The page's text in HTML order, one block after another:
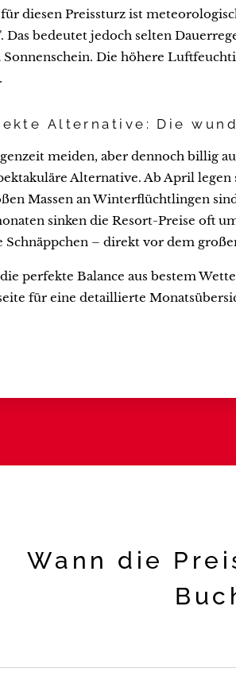
diesen Preissturz ist
Das bedeutet jedoch selten
Die höhere
Alternative: Die
meiden, aber dennoch billig
Alternative. Ab April
Massen an Winterflüchtlingen
sinken die Resort-Preise oft
Schnäppchen – direkt vor dem
perfekte Balance aus bestem
für eine detaillierte
Wann die